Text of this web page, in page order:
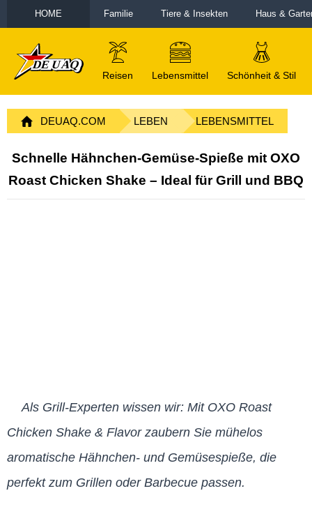
HOME Familie Tiere & Insekten Haus &
Reisen Lebensmittel Schönheit & Stil
DEUAQ.COM LEBEN LEBENSMITTEL
Schnelle Hähnchen-Gemüse-Spieße mit OXO
Roast Chicken Shake – Ideal für Grill und BBQ
Als Grill-Experten wissen wir: Mit OXO Roast
Chicken Shake & Flavor zaubern Sie mühelos
aromatische Hähnchen- und Gemüsespieße, die
perfekt zum Grillen oder Barbecue passen.